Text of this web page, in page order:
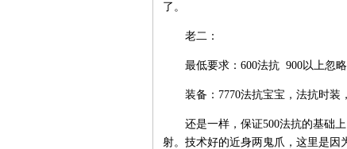
了。
老二：
最低要求：600法抗 900以上忽略
装备：7770法抗宝宝，法抗时装
还是一样，保证500法抗的基础上
射。技术好的近身两鬼爪，这里是因